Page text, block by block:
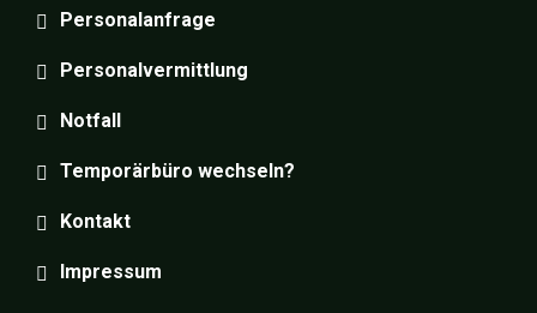
Personalanfrage
Personalvermittlung
Notfall
Temporärbüro wechseln?
Kontakt
Impressum